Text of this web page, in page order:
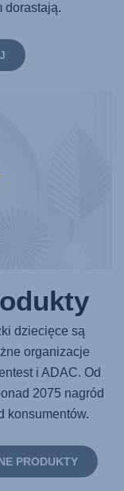
dorastają.
dziecięce są
organizacje
i ADAC. Od
2075 nagród
konsumentów.
PRODUKTY